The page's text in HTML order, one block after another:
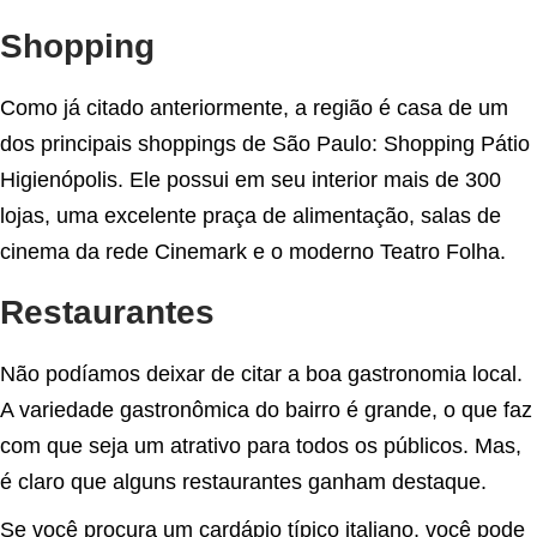
Shopping
Como já citado anteriormente, a região é casa de um
dos principais shoppings de São Paulo: Shopping Pátio
Higienópolis. Ele possui em seu interior mais de 300
lojas, uma excelente praça de alimentação, salas de
cinema da rede Cinemark e o moderno Teatro Folha.
Restaurantes
Não podíamos deixar de citar a boa gastronomia local.
A variedade gastronômica do bairro é grande, o que faz
com que seja um atrativo para todos os públicos. Mas,
é claro que alguns restaurantes ganham destaque.
Se você procura um cardápio típico italiano, você pode